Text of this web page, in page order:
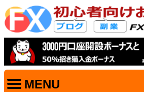
MENU